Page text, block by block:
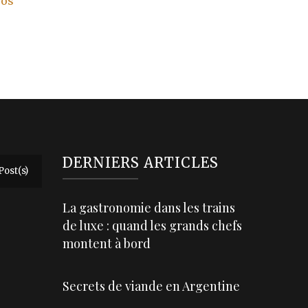
DERNIERS ARTICLES
La gastronomie dans les trains
de luxe : quand les grands chefs
montent à bord
Secrets de viande en Argentine